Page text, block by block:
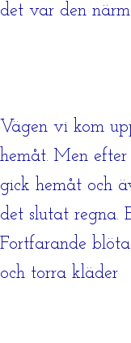
det var den
Vägen vi kom
hemåt. Men
gick hemåt och
det slutat regna.
Fortfarande
och torra kläder